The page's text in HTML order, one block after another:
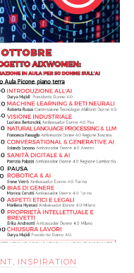
, INSPIRATION